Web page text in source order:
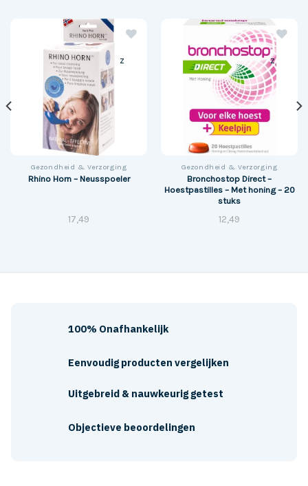
z
Gezondheid & Verzorging
Rhino Horn – Neusspoeler
17,49
z
Gezondheid & Verzorging
Bronchostop Direct –
Hoestpastilles – Met honing – 20
stuks
12,49
100% Onafhankelijk
Eenvoudig producten vergelijken
Uitgebreid & nauwkeurig getest
Objectieve beoordelingen